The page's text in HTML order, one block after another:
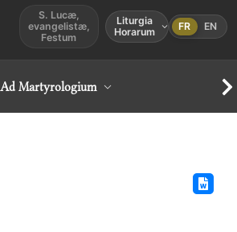
S. Lucæ,
evangelistæ,
Festum
Liturgia
Horarum
FR EN
Ad Martyrologium